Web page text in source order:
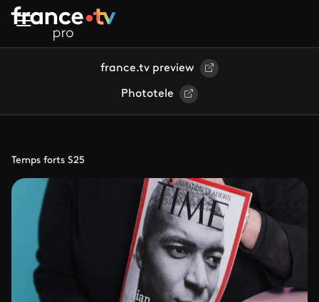
Aller au contenu principal
france.tv preview
Phototele
Temps forts S25